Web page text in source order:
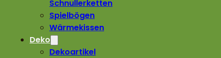
Schnullerketten
Spielbögen
Wärmekissen
Deko
Dekoartikel